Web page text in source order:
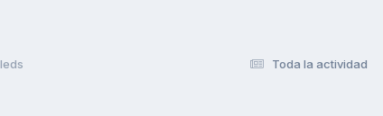
Toda la actividad